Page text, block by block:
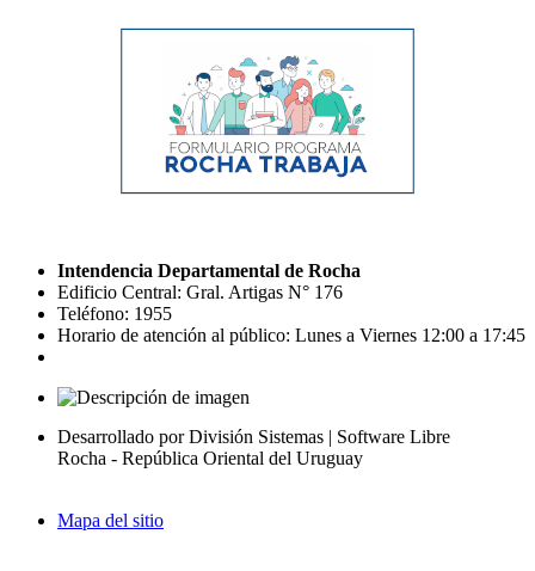
Intendencia Departamental de Rocha
Edificio Central: Gral. Artigas N° 176
Teléfono: 1955
Horario de atención al público: Lunes a Viernes 12:00 a 17:45
Desarrollado por División Sistemas | Software Libre
Rocha - República Oriental del Uruguay
Mapa del sitio